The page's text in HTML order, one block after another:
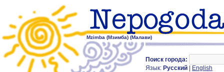
Mzimba (Мзимба) (Малави)
Поиск города:
Язык: Русский English